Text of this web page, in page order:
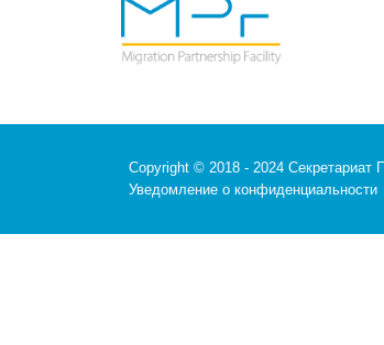
Copyright © 2018 - 2024 Секретариат
Уведомление о конфиденциальности